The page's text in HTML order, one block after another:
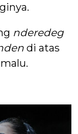
nderedeg
di atas